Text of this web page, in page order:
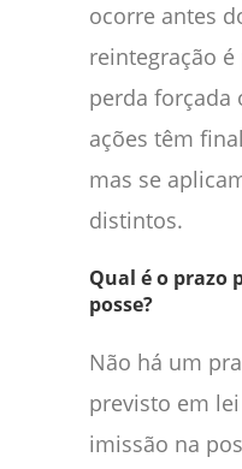
ocorre antes
reintegração
perda forçada
ações têm
mas se
distintos.
Qual é o prazo
posse?
Não há um
previsto em
imissão na